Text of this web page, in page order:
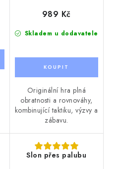
Skladem u dodavatele
989 Kč
Originální hra plná
obratnosti a rovnováhy,
kombinující taktiku, výzvy a
zábavu.
Slon přes palubu